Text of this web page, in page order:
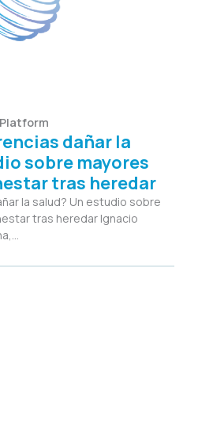
dañar la
sobre mayores
tras heredar
la salud? Un estudio sobre
tras heredar Ignacio